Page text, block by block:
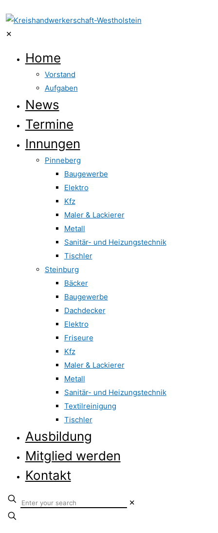
✕
Home
Vorstand
Aufgaben
News
Termine
Innungen
Pinneberg
Baugewerbe
Elektro
Kfz
Maler & Lackierer
Metall
Sanitär- und Heizungstechnik
Tischler
Steinburg
Bäcker
Baugewerbe
Dachdecker
Elektro
Friseure
Kfz
Maler & Lackierer
Metall
Sanitär- und Heizungstechnik
Textilreinigung
Tischler
Ausbildung
Mitglied werden
Kontakt
✕